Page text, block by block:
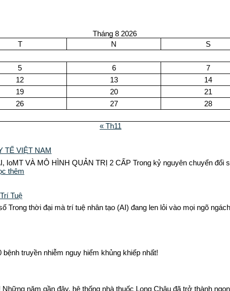
Tháng 8 2026
T N S
5 6 7
12 13 14
19 20 21
26 27 28
« Th11
TẾ VIỆT NAM
VÀ MÔ HÌNH QUẢN TRỊ 2 CẤP Trong kỷ nguyên chuyển
thêm
Tuệ
thời đại mà trí tuệ nhân tạo (AI) đang len lỏi vào mọi ngõ
truyền nhiễm nguy hiểm khủng khiếp nhất!
năm gần đây, hệ thống nhà thuốc Long Châu đã trở thành